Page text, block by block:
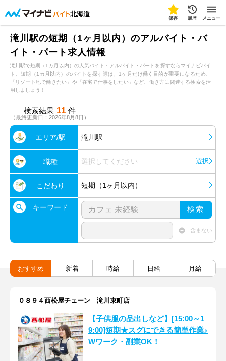
北海道
保存 履歴 メニュー
滝川駅の短期（1ヶ月以内）のアルバイト・バ
イト・パート求人情報
滝川駅で短期（1カ月以内）の人気バイト・アルバイト・パートを探すならマイナビバイ
ト。短期（1カ月以内）のバイトを探す際は、1ヶ月だけ働く目的が重要になるため、
「リゾート地で働きたい」や「在宅で仕事をしたい」など、働き方に関連する検索を活
用しましょう！
検索結果 11 件
（最終更新日：2026年8月8日）
エリア/駅 滝川駅
職種 選択してください 選択
こだわり 短期（1ヶ月以内）
キーワード 検索
含まない
おすすめ 新着 時給 日給 月給
０８９４西松屋チェーン 滝川東町店
【子供服の品出しなど】[15:00～1
9:00]短期★スグにできる簡単作業♪
Wワーク・副業OK！